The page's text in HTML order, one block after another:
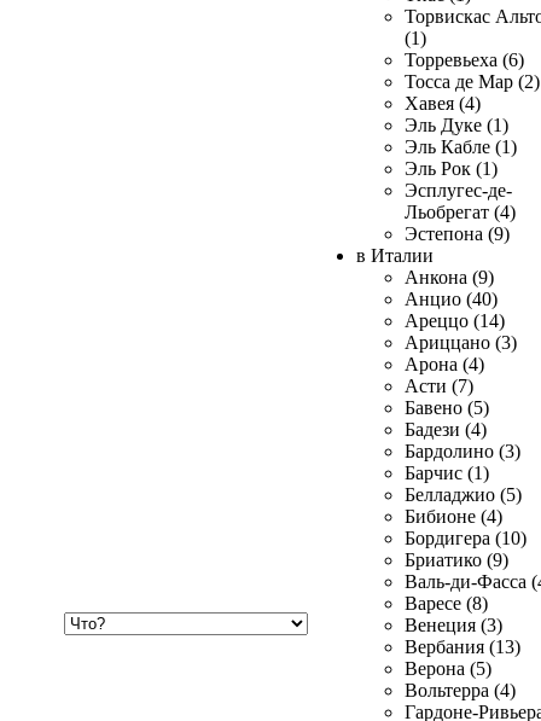
Торвискас
(1)
Торревьеха (6)
Тосса де Мар (2)
Хавея (4)
Эль Дуке (1)
Эль Кабле (1)
Эль Рок (1)
Эсплугес-де-
Льобрегат (4)
Эстепона (9)
в Италии
Анкона (9)
Анцио (40)
Ареццо (14)
Ариццано (3)
Арона (4)
Асти (7)
Бавено (5)
Бадези (4)
Бардолино (3)
Барчис (1)
Белладжио (5)
Бибионе (4)
Бордигера (10)
Бриатико (9)
Валь-ди-Фасса
Варесе (8)
Венеция (3)
Вербания (13)
Верона (5)
Вольтерра (4)
Гардоне-